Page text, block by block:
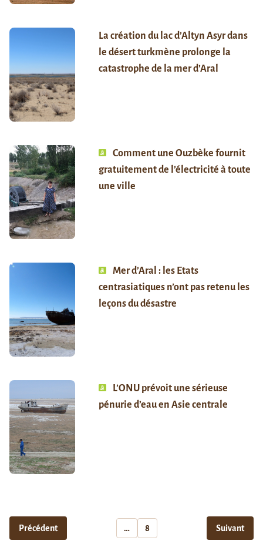
La création du lac d’Altyn Asyr dans
le désert turkmène prolonge la
catastrophe de la mer d’Aral
Comment une Ouzbèke fournit
gratuitement de l’électricité à toute
une ville
Mer d’Aral : les Etats
centrasiatiques n’ont pas retenu les
leçons du désastre
L’ONU prévoit une sérieuse
pénurie d’eau en Asie centrale
Précédent … 8 Suivant